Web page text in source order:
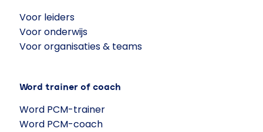
Voor leiders
Voor onderwijs
Voor organisaties & teams
Word trainer of coach
Word PCM-trainer
Word PCM-coach